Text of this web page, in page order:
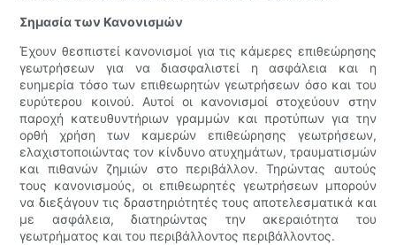
Σημασία των Κανονισμών
Έχουν θεσπιστεί κανονισμοί για τις κάμερες επιθεώρησης
γεωτρήσεων για να διασφαλιστεί η ασφάλεια και η
ευημερία τόσο των επιθεωρητών γεωτρήσεων όσο και του
ευρύτερου κοινού. Αυτοί οι κανονισμοί στοχεύουν στην
παροχή κατευθυντήριων γραμμών και προτύπων για την
ορθή χρήση των καμερών επιθεώρησης γεωτρήσεων,
ελαχιστοποιώντας τον κίνδυνο ατυχημάτων, τραυματισμών
και πιθανών ζημιών στο περιβάλλον. Τηρώντας αυτούς
τους κανονισμούς, οι επιθεωρητές γεωτρήσεων μπορούν
να διεξάγουν τις δραστηριότητές τους αποτελεσματικά και
με ασφάλεια, διατηρώντας την ακεραιότητα του
γεωτρήματος και του περιβάλλοντος περιβάλλοντος.